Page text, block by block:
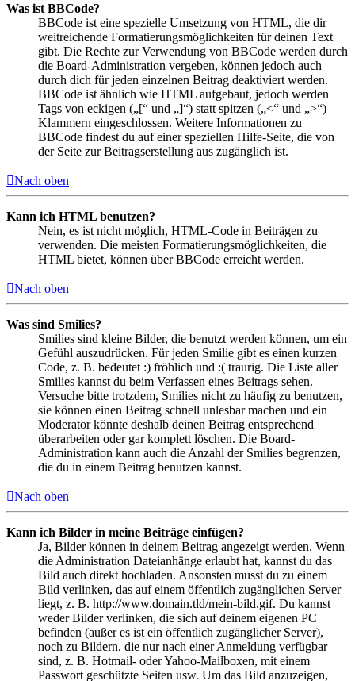
Was ist BBCode?
BBCode ist eine spezielle Umsetzung von HTML, die dir
weitreichende Formatierungsmöglichkeiten für deinen Text
gibt. Die Rechte zur Verwendung von BBCode werden durch
die Board-Administration vergeben, können jedoch auch
durch dich für jeden einzelnen Beitrag deaktiviert werden.
BBCode ist ähnlich wie HTML aufgebaut, jedoch werden
Tags von eckigen („[“ und „]“) statt spitzen („<“ und „>“)
Klammern eingeschlossen. Weitere Informationen zu
BBCode findest du auf einer speziellen Hilfe-Seite, die von
der Seite zur Beitragserstellung aus zugänglich ist.
Nach oben
Kann ich HTML benutzen?
Nein, es ist nicht möglich, HTML-Code in Beiträgen zu
verwenden. Die meisten Formatierungsmöglichkeiten, die
HTML bietet, können über BBCode erreicht werden.
Nach oben
Was sind Smilies?
Smilies sind kleine Bilder, die benutzt werden können, um ein
Gefühl auszudrücken. Für jeden Smilie gibt es einen kurzen
Code, z. B. bedeutet :) fröhlich und :( traurig. Die Liste aller
Smilies kannst du beim Verfassen eines Beitrags sehen.
Versuche bitte trotzdem, Smilies nicht zu häufig zu benutzen,
sie können einen Beitrag schnell unlesbar machen und ein
Moderator könnte deshalb deinen Beitrag entsprechend
überarbeiten oder gar komplett löschen. Die Board-
Administration kann auch die Anzahl der Smilies begrenzen,
die du in einem Beitrag benutzen kannst.
Nach oben
Kann ich Bilder in meine Beiträge einfügen?
Ja, Bilder können in deinem Beitrag angezeigt werden. Wenn
die Administration Dateianhänge erlaubt hat, kannst du das
Bild auch direkt hochladen. Ansonsten musst du zu einem
Bild verlinken, das auf einem öffentlich zugänglichen Server
liegt, z. B. http://www.domain.tld/mein-bild.gif. Du kannst
weder Bilder verlinken, die sich auf deinem eigenen PC
befinden (außer es ist ein öffentlich zugänglicher Server),
noch zu Bildern, die nur nach einer Anmeldung verfügbar
sind, z. B. Hotmail- oder Yahoo-Mailboxen, mit einem
Passwort geschützte Seiten usw. Um das Bild anzuzeigen,